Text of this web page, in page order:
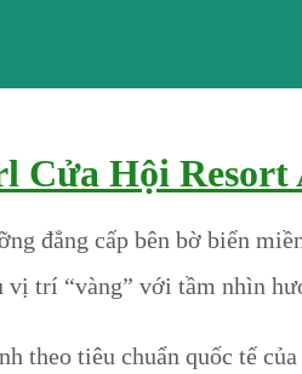
Cửa Hội
đẳng cấp bên bờ biển
vị trí “vàng” với tầm nhìn
theo tiêu chuẩn quốc tế